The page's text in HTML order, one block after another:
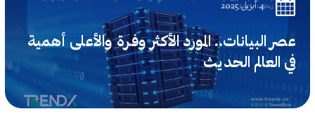
4 أبريل 2025
عصر البيانات.. المورد الأكثر وفرة والأعلى أهمية
في العالم الحديث